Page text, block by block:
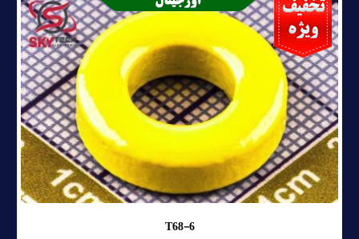
T68-6